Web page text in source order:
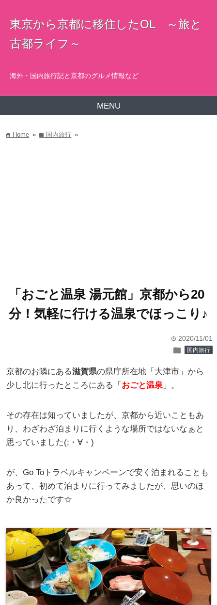
東京から京都に移住したOL ～旅と
古都ライフ～
海外・国内旅行記と京都のグルメ情報など
MENU
home Home » folder 国内旅行 »
「おごと温泉 湯元館」京都から20
分！気軽に行ける温泉でほっこり♪
time 2020/11/01
folder 国内旅行
京都のお隣にある滋賀県の県庁所在地「大津市」から
少し北に行ったところにある「 おごと温泉 」。
その存在は知っていましたが、京都から近いこともあ
り、わざわざ泊まりに行くような場所ではないなぁと
思っていました(;・∀・)
が、Go Toトラベルキャンペーンで安く泊まれることも
あって、初めて泊まりに行ってみましたが、思いのほ
か良かったです☆